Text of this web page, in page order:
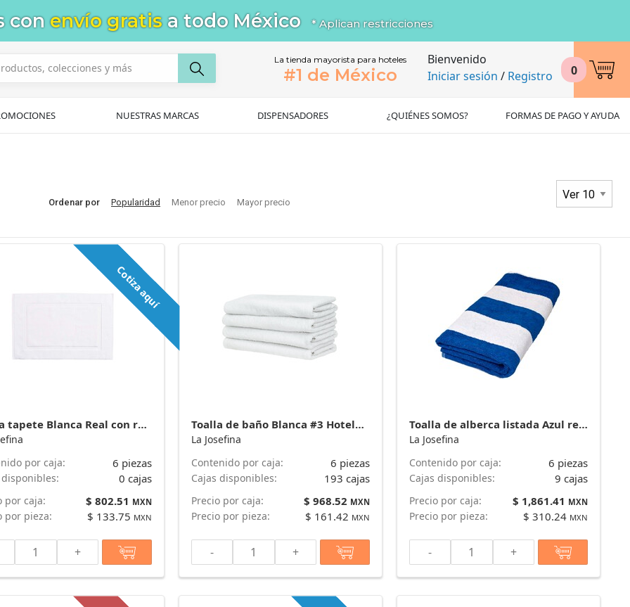
con envío gratisa todo México * Aplican restricciones
La tienda mayorista para hoteles
#1 de México
Bienvenido
Iniciar sesión / Registro 0
NUESTRAS MARCAS DISPENSADORES ¿QUIÉNES SOMOS? FORMAS DE PAGO Y AYUDA
Ordenar por Popularidad Menor precio Mayor precio
Cotiza aquí
Toalla tapete Blanca Real con recuadro 55 cm x 90 cm y 400 g - Plus* marca La Josefina
por caja:
6 piezas
disponibles: 0 cajas
por caja: $ 802.51 MXN
por pieza: $ 133.75 MXN
+
Toalla de baño Blanca #3 Hotelera 130 cm x 70 cm y 530 g - Plus* marca La Josefina
La Josefina
Contenido por caja:
6 piezas
Cajas disponibles: 193 cajas
Precio por caja: $ 968.52 MXN
Precio por pieza: $ 161.42 MXN
- +
Toalla de alberca listada Azul rey con blanco Mimosa 170 cm x 90 cm y 700 g - Plus* marca La Josefina
La Josefina
Contenido por caja:
6 piezas
Cajas disponibles: 9 cajas
Precio por caja: $ 1,861.41 MXN
Precio por pieza: $ 310.24 MXN
- +